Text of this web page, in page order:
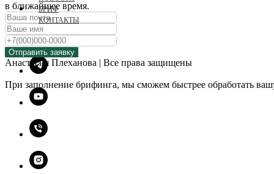
БРИФ
КОНТАКТЫ
+79163725363
в ближайшее время.
Отправить заявку
Анастасия Плеханова | Все права защищены
При заполнение брифинга, мы сможем быстрее обработать